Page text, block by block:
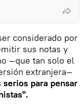
considerado por
sus notas y
—que tan solo el
extranjera—
para pensar